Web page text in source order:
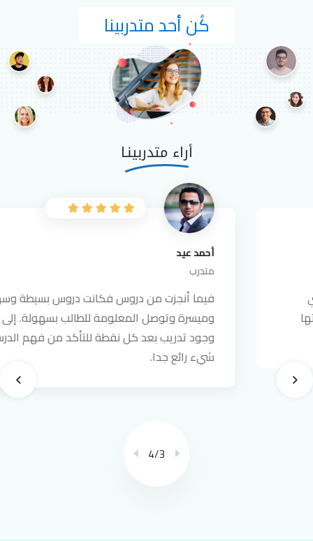
كُن أحد متدربينا
أراء متدربينـا
فيما أنجزت من دروس فكانت دروس بسيطة وسهلة
وميسرة وتوصل المعلومة للطالب بسهولة. إلى جانب
وجود تدريب بعد كل نقطة للتأكد من فهم الدرس ..
3
/
4